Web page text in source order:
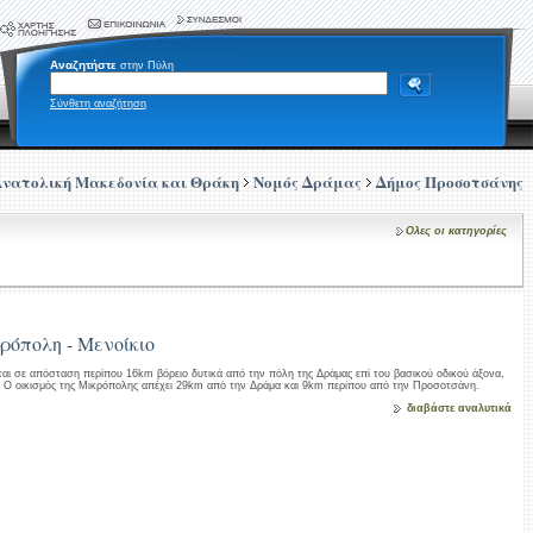
Αναζητήστε στην Πύλη
Σύνθετη αναζήτηση
Μακεδονία και Θράκη Νομός Δράμας Δήμος Προσοτσάνης
Ολες οι κατηγορίες
- Μενοίκιο
σε απόσταση περίπου 16km βόρειο δυτικά από την πόλη της Δράμας επί του βασικού οδικού άξονα,
οικισμός της Μικρόπολης απέχει 29km από την Δράμα και 9km περίπου από την Προσοτσάνη.
διαβάστε αναλυτικά